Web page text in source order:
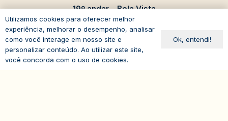
19º andar – Bela Vista
01310-100 – São Paulo – SP
Brasil
Utilizamos cookies para oferecer melhor
experiência, melhorar o desempenho, analisar
como você interage em nosso site e
personalizar conteúdo. Ao utilizar este site,
você concorda com o uso de cookies.
Ok, entendi!